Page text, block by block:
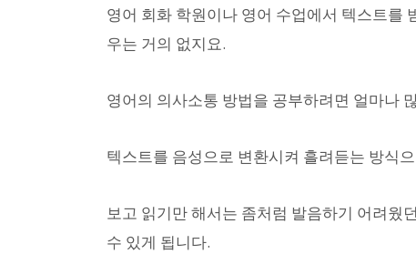
영어 회화 학원이나 영어 수업에서 텍스트를
우는 거의 없지요.
영어의 의사소통 방법을 공부하려면 얼마나
텍스트를 음성으로 변환시켜 흘려듣는 방식
보고 읽기만 해서는 좀처럼 발음하기 어려웠
수 있게 됩니다.